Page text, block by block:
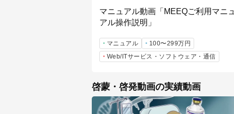
マニュアル動画「MEEQご利用マニュ
アル操作説明」
マニュアル
100〜299万円
Web/ITサービス・ソフトウェア・通信
啓蒙・啓発動画の実績動画